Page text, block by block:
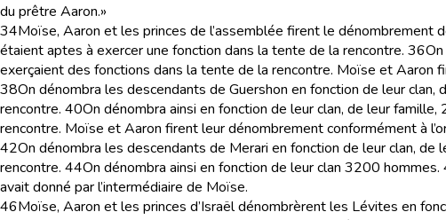
du prêtre Aaron.»
34Moïse, Aaron et les princes de l’assemblée firent le dénombrement
étaient aptes à exercer une fonction dans la tente de la rencontre. 36
exerçaient des fonctions dans la tente de la rencontre. Moïse et Aaron
38On dénombra les descendants de Guershon en fonction de leur clan,
rencontre. 40On dénombra ainsi en fonction de leur clan, de leur famille,
rencontre. Moïse et Aaron firent leur dénombrement conformément à
42On dénombra les descendants de Merari en fonction de leur clan, de
rencontre. 44On dénombra ainsi en fonction de leur clan 3200 hommes.
avait donné par l’intermédiaire de Moïse.
46Moïse, Aaron et les princes d’Israël dénombrèrent les Lévites en